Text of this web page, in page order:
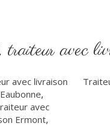
avec
avec livraison
,
avec
Ermont,